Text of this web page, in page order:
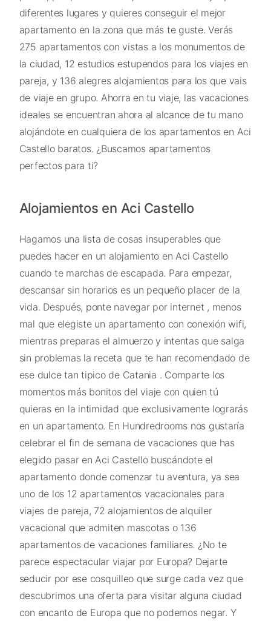
diferentes lugares y quieres conseguir el mejor
apartamento en la zona que más te guste. Verás
275 apartamentos con vistas a los monumentos de
la ciudad, 12 estudios estupendos para los viajes en
pareja, y 136 alegres alojamientos para los que vais
de viaje en grupo. Ahorra en tu viaje, las vacaciones
ideales se encuentran ahora al alcance de tu mano
alojándote en cualquiera de los apartamentos en Aci
Castello baratos. ¿Buscamos apartamentos
perfectos para ti?
Alojamientos en Aci Castello
Hagamos una lista de cosas insuperables que
puedes hacer en un alojamiento en Aci Castello
cuando te marchas de escapada. Para empezar,
descansar sin horarios es un pequeño placer de la
vida. Después, ponte navegar por internet , menos
mal que elegiste un apartamento con conexión wifi,
mientras preparas el almuerzo y intentas que salga
sin problemas la receta que te han recomendado de
ese dulce tan tipico de Catania . Comparte los
momentos más bonitos del viaje con quien tú
quieras en la intimidad que exclusivamente lograrás
en un apartamento. En Hundredrooms nos gustaría
celebrar el fin de semana de vacaciones que has
elegido pasar en Aci Castello buscándote el
apartamento donde comenzar tu aventura, ya sea
uno de los 12 apartamentos vacacionales para
viajes de pareja, 72 alojamientos de alquiler
vacacional que admiten mascotas o 136
apartamentos de vacaciones familiares. ¿No te
parece espectacular viajar por Europa? Dejarte
seducir por ese cosquilleo que surge cada vez que
descubrimos una oferta para visitar alguna ciudad
con encanto de Europa que no podemos negar. Y